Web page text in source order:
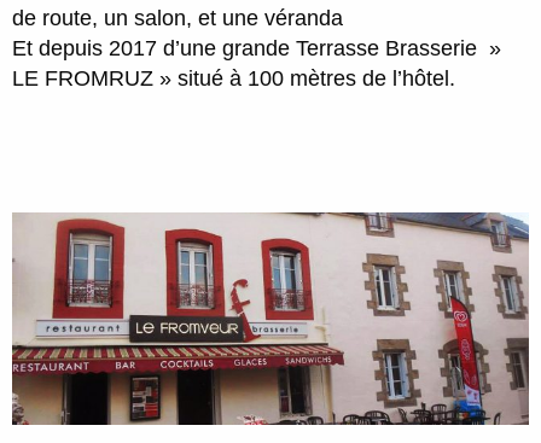
de route, un salon, et une véranda
Et depuis 2017 d’une grande Terrasse Brasserie »
LE FROMRUZ » situé à 100 mètres de l’hôtel.